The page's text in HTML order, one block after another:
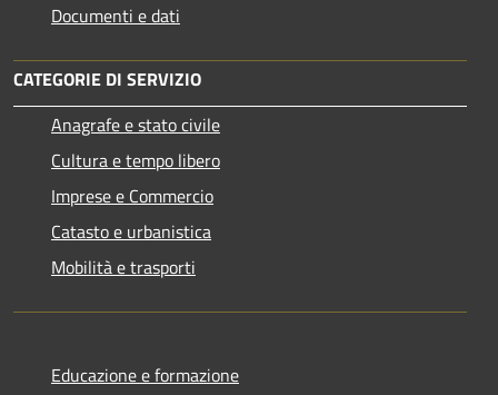
Documenti e dati
CATEGORIE DI SERVIZIO
Anagrafe e stato civile
Cultura e tempo libero
Imprese e Commercio
Catasto e urbanistica
Mobilità e trasporti
Educazione e formazione